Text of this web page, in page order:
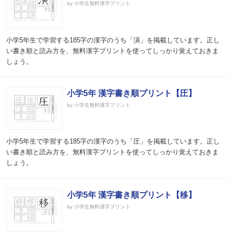
by 小学生無料漢字プリント
小学5年生で学習する185字の漢字のうち「演」を掲載しています。正し
い書き順と読み方を、無料漢字プリントを使ってしっかり覚えておきま
しょう。
小学5年 漢字書き順プリント【圧】
by 小学生無料漢字プリント
小学5年生で学習する185字の漢字のうち「圧」を掲載しています。正し
い書き順と読み方を、無料漢字プリントを使ってしっかり覚えておきま
しょう。
小学5年 漢字書き順プリント【移】
by 小学生無料漢字プリント